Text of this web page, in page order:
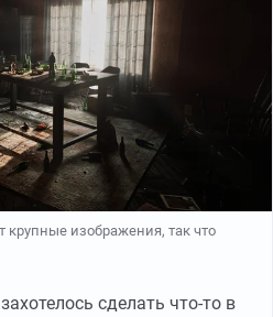
крупные изображения, так что
сделать что-то в